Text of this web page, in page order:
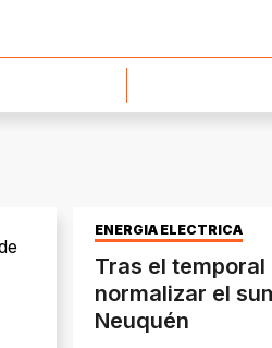
ENERGÍA ELÉCTRICA
Tras el temporal
normalizar el
Neuquén